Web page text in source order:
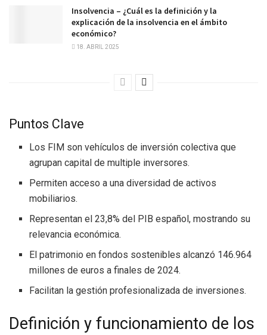
Insolvencia – ¿Cuál es la definición y la
explicación de la insolvencia en el ámbito
económico?
18. ABRIL 2025
Puntos Clave
Los FIM son vehículos de inversión colectiva que
agrupan capital de multiple inversores.
Permiten acceso a una diversidad de activos
mobiliarios.
Representan el 23,8% del PIB español, mostrando su
relevancia económica.
El patrimonio en fondos sostenibles alcanzó 146.964
millones de euros a finales de 2024.
Facilitan la gestión profesionalizada de inversiones.
Definición y funcionamiento de los